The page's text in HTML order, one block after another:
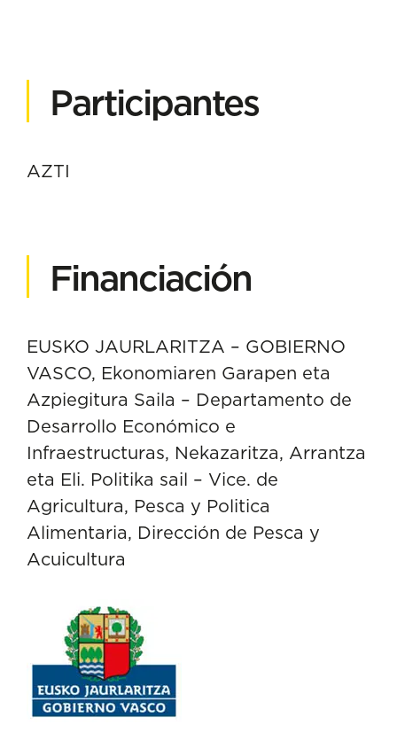
Participantes
AZTI
Financiación
EUSKO JAURLARITZA – GOBIERNO
VASCO, Ekonomiaren Garapen eta
Azpiegitura Saila – Departamento de
Desarrollo Económico e
Infraestructuras, Nekazaritza, Arrantza
eta Eli. Politika sail – Vice. de
Agricultura, Pesca y Politica
Alimentaria, Dirección de Pesca y
Acuicultura